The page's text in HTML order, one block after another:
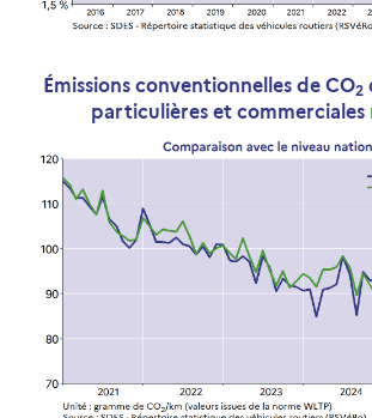
Émissions conventionnelles de CO2
particulières et commerciales